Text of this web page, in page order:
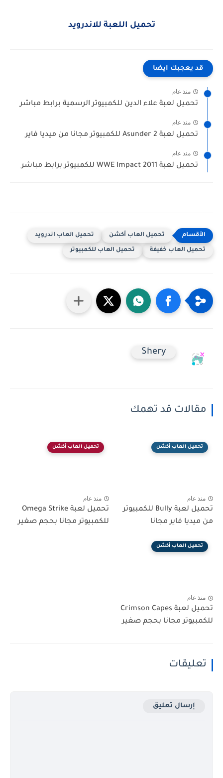
تحميل اللعبة للاندرويد
قد يعجبك ايضا
منذ عام
تحميل لعبة علاء الدين للكمبيوتر الرسمية برابط مباشر
منذ عام
تحميل لعبة Asunder 2 للكمبيوتر مجانا من ميديا فاير
منذ عام
تحميل لعبة WWE Impact 2011 للكمبيوتر برابط مباشر
تحميل العاب أكشن تحميل العاب اندرويد
تحميل العاب خفيفة تحميل العاب للكمبيوتر
Shery
مقالات قد تهمك
تحميل العاب أكشن
منذ عام
تحميل لعبة Bully للكمبيوتر
من ميديا فاير مجانا
تحميل العاب أكشن
منذ عام
تحميل لعبة Omega Strike
للكمبيوتر مجانا بحجم صغير
تحميل العاب أكشن
منذ عام
تحميل لعبة Crimson Capes
للكمبيوتر مجانا بحجم صغير
تعليقات
إرسال تعليق